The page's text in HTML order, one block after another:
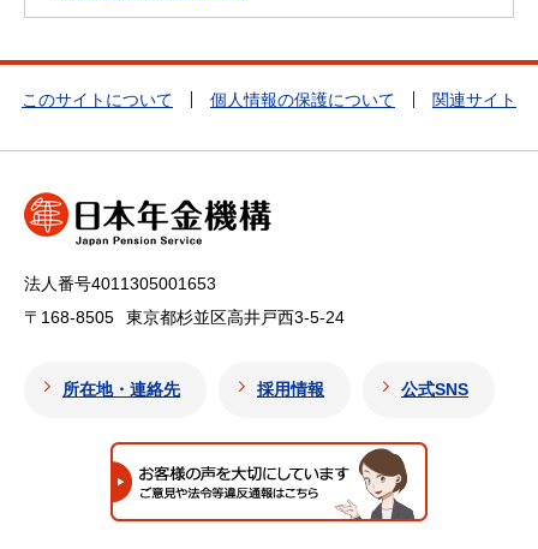
このサイトについて 個人情報の保護について 関連サイト
法人番号4011305001653
〒168-8505
東京都杉並区高井戸西3-5-24
所在地・連絡先 採用情報 公式SNS